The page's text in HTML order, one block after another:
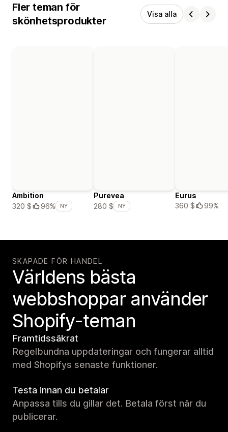
Fler teman för
skönhetsprodukter
Visa alla
Ambition
320 $
96% NY
Purevea
280 $
NY
Eurus
360 $
99%
SKAPADE FÖR HANDEL
Världens bästa
webbshoppar använder
Shopify-teman
Framtidssäkrat
Regelbundna uppdateringar och fungerar alltid
med Shopifys senaste funktioner.
Testa innan du betalar
Anpassa tills du gillar det. Betala först när du
publicerar.